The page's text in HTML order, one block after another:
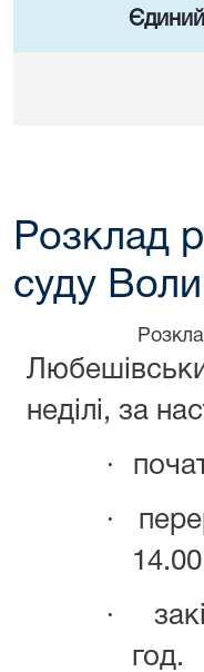
Розклад
суду
Р
неділі, за
·
·
·
год.